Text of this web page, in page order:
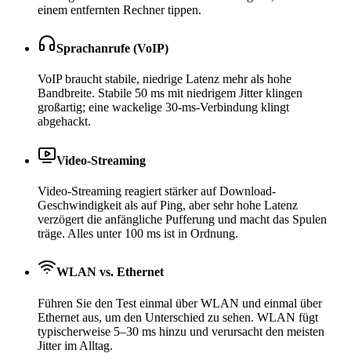
einem entfernten Rechner tippen.
Sprachanrufe (VoIP)
VoIP braucht stabile, niedrige Latenz mehr als hohe
Bandbreite. Stabile 50 ms mit niedrigem Jitter klingen
großartig; eine wackelige 30-ms-Verbindung klingt
abgehackt.
Video-Streaming
Video-Streaming reagiert stärker auf Download-
Geschwindigkeit als auf Ping, aber sehr hohe Latenz
verzögert die anfängliche Pufferung und macht das Spulen
träge. Alles unter 100 ms ist in Ordnung.
WLAN vs. Ethernet
Führen Sie den Test einmal über WLAN und einmal über
Ethernet aus, um den Unterschied zu sehen. WLAN fügt
typischerweise 5–30 ms hinzu und verursacht den meisten
Jitter im Alltag.